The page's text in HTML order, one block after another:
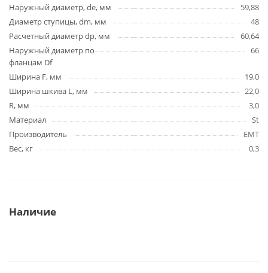
Наружный диаметр, de, мм
59,88
Диаметр ступицы, dm, мм
48
Расчетный диаметр dp, мм
60,64
Наружный диаметр по
фланцам Df
66
Ширина F, мм
19,0
Ширина шкива L, мм
22,0
R, мм
3,0
Материал
St
Производитель
EMT
Вес, кг
0,3
Наличие